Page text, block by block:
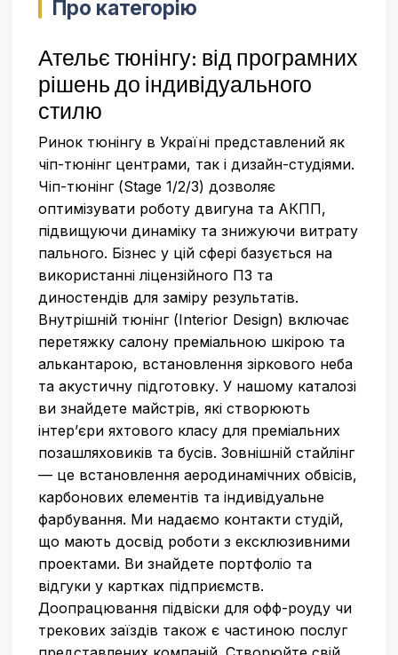
Про категорію
Ательє тюнінгу: від програмних
рішень до індивідуального
стилю
Ринок тюнінгу в Україні представлений як
чіп-тюнінг центрами, так і дизайн-студіями.
Чіп-тюнінг (Stage 1/2/3) дозволяє
оптимізувати роботу двигуна та АКПП,
підвищуючи динаміку та знижуючи витрату
пального. Бізнес у цій сфері базується на
використанні ліцензійного ПЗ та
диностендів для заміру результатів.
Внутрішній тюнінг (Interior Design) включає
перетяжку салону преміальною шкірою та
алькантарою, встановлення зіркового неба
та акустичну підготовку. У нашому каталозі
ви знайдете майстрів, які створюють
інтер’єри яхтового класу для преміальних
позашляховиків та бусів. Зовнішній стайлінг
— це встановлення аеродинамічних обвісів,
карбонових елементів та індивідуальне
фарбування. Ми надаємо контакти студій,
що мають досвід роботи з ексклюзивними
проектами. Ви знайдете портфоліо та
відгуки у картках підприємств.
Доопрацювання підвіски для офф-роуду чи
трекових заїздів також є частиною послуг